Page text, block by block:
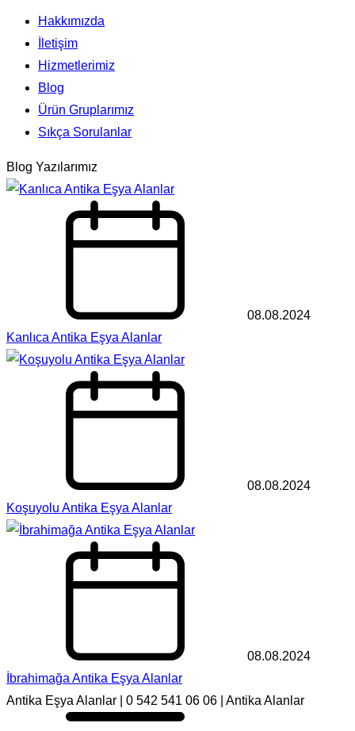
Hakkımızda
İletişim
Hizmetlerimiz
Blog
Ürün Gruplarımız
Sıkça Sorulanlar
Blog Yazılarımız
08.08.2024
Kanlıca Antika Eşya Alanlar
08.08.2024
Koşuyolu Antika Eşya Alanlar
08.08.2024
İbrahimağa Antika Eşya Alanlar
Antika Eşya Alanlar | 0 542 541 06 06 | Antika Alanlar